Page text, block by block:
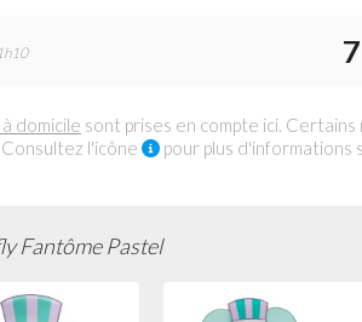
domicile sont prises en compte ici.
l'icône
pour plus d'informations
Fantôme Pastel